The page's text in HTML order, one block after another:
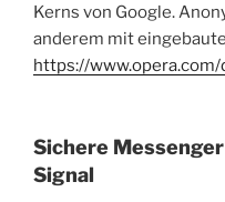
Kerns von Google.
anderem mit
https://www.opera.com/
Sichere
Signal